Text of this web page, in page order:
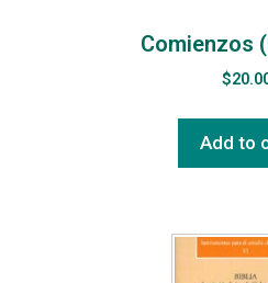
Comienzos
$
Add to